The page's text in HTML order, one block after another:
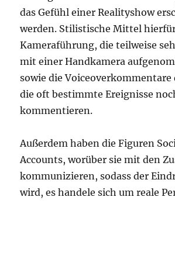
das Gefühl einer Realityshow
werden. Stilistische Mittel
Kameraführung, die teilweise
mit einer Handkamera
sowie die Voiceoverkommentare
die oft bestimmte Ereignisse
kommentieren.
Außerdem haben die Figuren
Accounts, worüber sie mit den
kommunizieren, sodass der
wird, es handele sich um reale